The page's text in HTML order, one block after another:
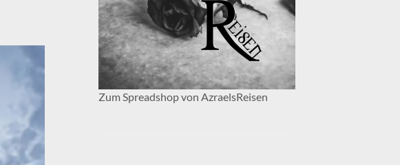
Zum Spreadshop von AzraelsReisen